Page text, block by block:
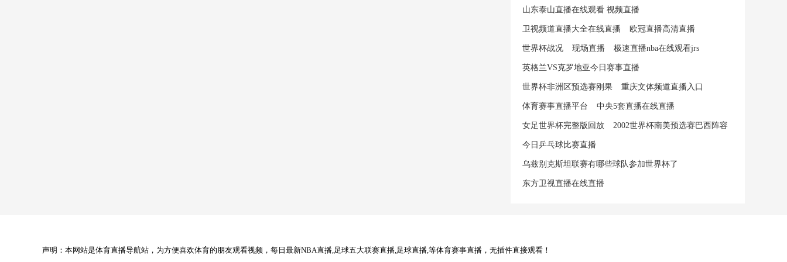
山东泰山直播在线观看 视频直播
卫视频道直播大全在线直播 欧冠直播高清直播
世界杯战况 现场直播 极速直播nba在线观看jrs
英格兰VS克罗地亚今日赛事直播
世界杯非洲区预选赛刚果 重庆文体频道直播入口
体育赛事直播平台 中央5套直播在线直播
女足世界杯完整版回放 2002世界杯南美预选赛巴西阵容
今日乒乓球比赛直播
乌兹别克斯坦联赛有哪些球队参加世界杯了
东方卫视直播在线直播
声明：本网站是体育直播导航站，为方便喜欢体育的朋友观看视频，每日最新NBA直播,足球五大联赛直播,足球直播,等体育赛事直播，无插件直接观看！